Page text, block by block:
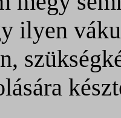
ilyen